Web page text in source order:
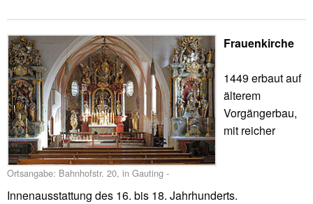
Ortsangabe: Bahnhofstr. 20, in Gauting -
Frauenkirche
1449 erbaut auf
älterem
Vorgängerbau,
mit reicher
Innenausstattung des 16. bis 18. Jahrhunderts.